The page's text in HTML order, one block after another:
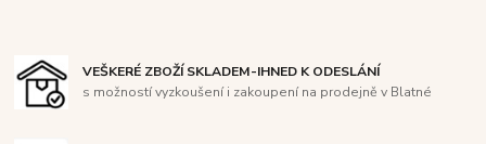
VEŠKERÉ ZBOŽÍ SKLADEM-IHNED K ODESLÁNÍ
s možností vyzkoušení i zakoupení na prodejně v Blatné